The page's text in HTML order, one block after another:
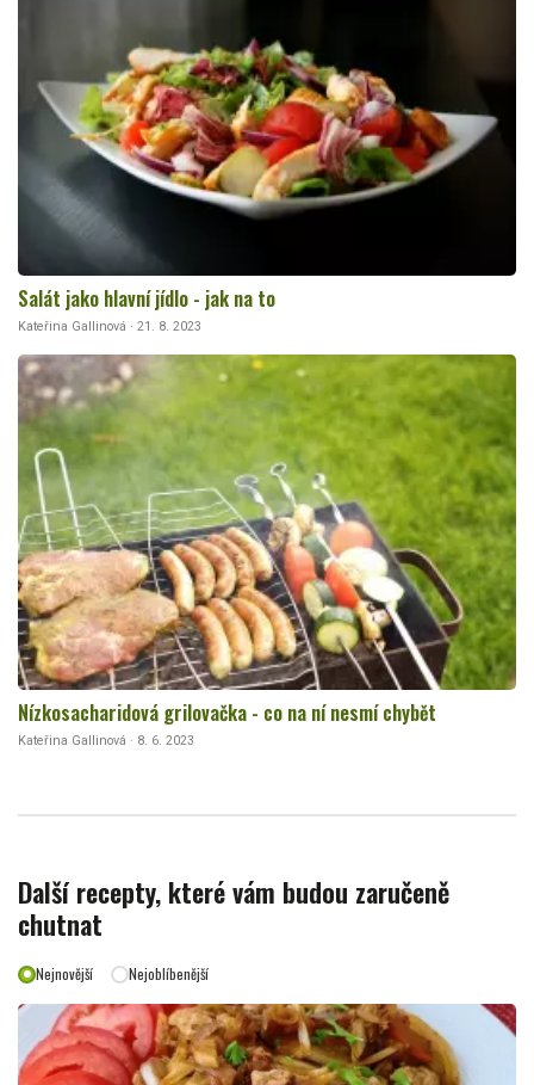
Salát jako hlavní jídlo - jak na to
Kateřina Gallinová · 21. 8. 2023
Nízkosacharidová grilovačka - co na ní nesmí chybět
Kateřina Gallinová · 8. 6. 2023
Další recepty, které vám budou zaručeně
chutnat
Nejnovější Nejoblíbenější